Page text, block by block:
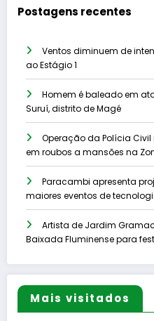
Postagens recentes
Ventos diminuem de
ao Estágio 1
Homem é baleado em
Suruí, distrito de Magé
Operação da Polícia
em roubos a mansões na
Paracambi apresenta
maiores eventos de
Artista de Jardim
Baixada Fluminense para
Mais visitados